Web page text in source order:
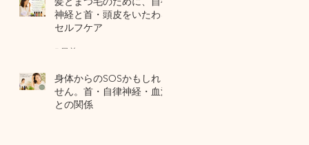
神経と首・頭皮をいたわる
セルフケア
7 日前
身体からのSOSかもしれま
せん。首・自律神経・血流
との関係